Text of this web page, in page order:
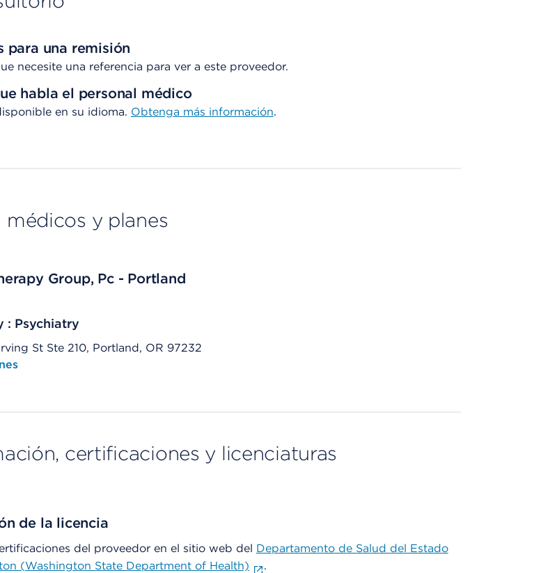
para una remisión
necesite una referencia para ver a este proveedor.
habla el personal médico
en su idioma. Obtenga más información.
médicos y planes
Group, Pc - Portland
: Psychiatry
St Ste 210, Portland, OR 97232
map application on mobile devices
certificaciones y licenciaturas
de la licencia
del proveedor en el sitio web del Departamento de Salud del Estado
(Washington State Department of Health)
.